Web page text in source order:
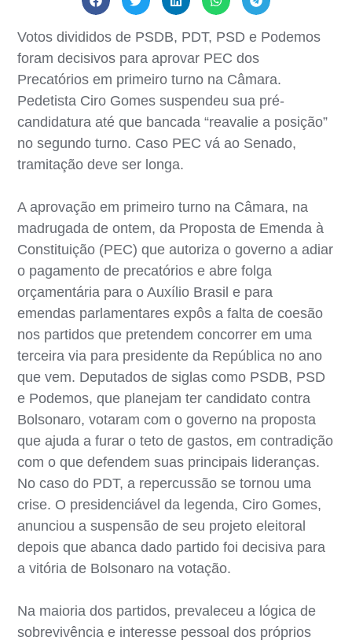
Votos divididos de PSDB, PDT, PSD e Podemos
foram decisivos para aprovar PEC dos
Precatórios em primeiro turno na Câmara.
Pedetista Ciro Gomes suspendeu sua pré-
candidatura até que bancada “reavalie a posição”
no segundo turno. Caso PEC vá ao Senado,
tramitação deve ser longa.
A aprovação em primeiro turno na Câmara, na
madrugada de ontem, da Proposta de Emenda à
Constituição (PEC) que autoriza o governo a adiar
o pagamento de precatórios e abre folga
orçamentária para o Auxílio Brasil e para
emendas parlamentares expôs a falta de coesão
nos partidos que pretendem concorrer em uma
terceira via para presidente da República no ano
que vem. Deputados de siglas como PSDB, PSD
e Podemos, que planejam ter candidato contra
Bolsonaro, votaram com o governo na proposta
que ajuda a furar o teto de gastos, em contradição
com o que defendem suas principais lideranças.
No caso do PDT, a repercussão se tornou uma
crise. O presidenciável da legenda, Ciro Gomes,
anunciou a suspensão de seu projeto eleitoral
depois que abanca dado partido foi decisiva para
a vitória de Bolsonaro na votação.
Na maioria dos partidos, prevaleceu a lógica de
sobrevivência e interesse pessoal dos próprios